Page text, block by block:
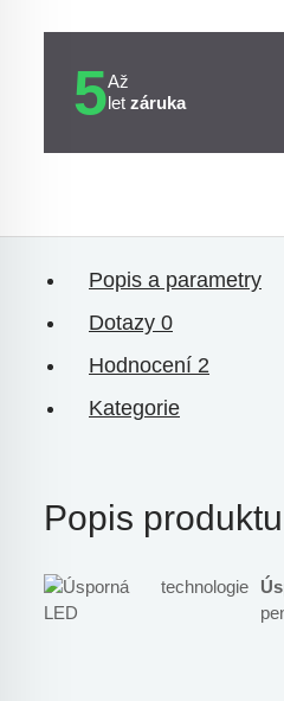
5Až
let záruka
Popis a parametry
Dotazy 0
Hodnocení 2
Kategorie
Popis produktu